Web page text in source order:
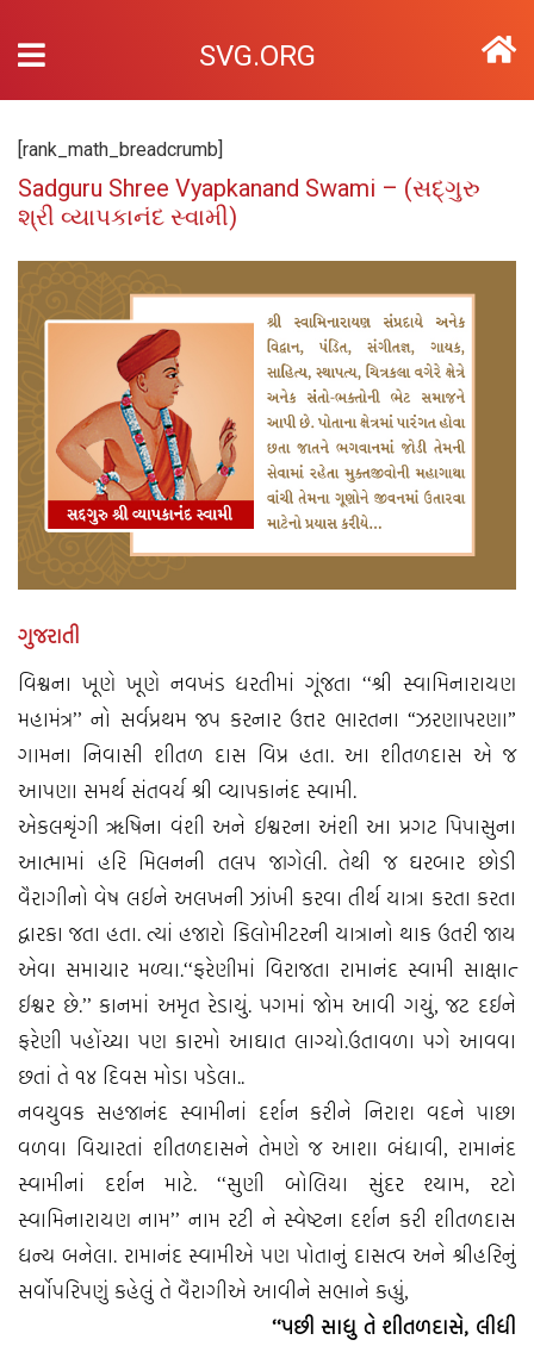
SVG.ORG
[rank_math_breadcrumb]
Sadguru Shree Vyapkanand Swami – (સદ્‌ગુરુ
શ્રી વ્યાપકાનંદ સ્વામી)
ગુજરાતી
વિશ્વના ખૂણે ખૂણે નવખંડ ધરતીમાં ગૂંજતા ‘‘શ્રી સ્વામિનારાયણ
મહામંત્ર’’ નો સર્વપ્રથમ જપ કરનાર ઉત્તર ભારતના “ઝરણાપરણા”
ગામના નિવાસી શીતળ દાસ વિપ્ર હતા. આ શીતળદાસ એ જ
આપણા સમર્થ સંતવર્ય શ્રી વ્યાપકાનંદ સ્વામી.
એકલશૃંગી ઋષિના વંશી અને ઈશ્વરના અંશી આ પ્રગટ પિપાસુના
આત્મામાં હરિ મિલનની તલપ જાગેલી. તેથી જ ઘરબાર છોડી
વૈરાગીનો વેષ લઈને અલખની ઝાંખી કરવા તીર્થ યાત્રા કરતા કરતા
દ્વારકા જતા હતા. ત્યાં હજારો કિલોમીટરની યાત્રાનો થાક ઉતરી જાય
એવા સમાચાર મળ્યા.‘‘ફરેણીમાં વિરાજતા રામાનંદ સ્વામી સાક્ષાત્‌
ઈશ્વર છે.’’ કાનમાં અમૃત રેડાયું. પગમાં જોમ આવી ગયું, જટ દઈને
ફરેણી પહોંચ્યા પણ કારમો આઘાત લાગ્યો.ઉતાવળા પગે આવવા
છતાં તે ૧૪ દિવસ મોડા પડેલા..
નવયુવક સહજાનંદ સ્વામીનાં દર્શન કરીને નિરાશ વદને પાછા
વળવા વિચારતાં શીતળદાસને તેમણે જ આશા બંધાવી, રામાનંદ
સ્વામીનાં દર્શન માટે. ‘‘સુણી બોલિયા સુંદર શ્યામ, રટો
સ્વામિનારાયણ નામ’’ નામ રટી ને સ્વેષ્ટના દર્શન કરી શીતળદાસ
ધન્ય બનેલા. રામાનંદ સ્વામીએ પણ પોતાનું દાસત્વ અને શ્રીહરિનું
સર્વોપરિપણું કહેલું તે વૈરાગીએ આવીને સભાને કહ્યું,
‘‘પછી સાધુ તે શીતળદાસે, લીધી